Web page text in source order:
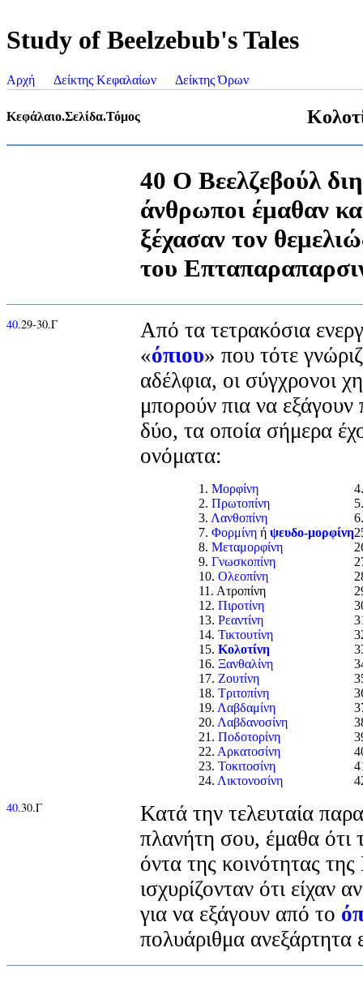
Study of Beelzebub's Tales
Αρχή Δείκτης Κεφαλαίων Δείκτης Όρων
Κεφάλαιο.Σελίδα.Τόμος
40 Ο Βεελζεβούλ
άνθρωποι έμαθαν
ξέχασαν τον
του
40.29-30.Γ
Από τα τετρακόσια
«όπιου» που τότε
αδέλφια, οι σύγχρονοι
μπορούν πια να
δύο, τα οποία σήμερα
ονόματα:
1. Μορφίνη
2. Πρωτοπίνη
3. Λανθοπίνη
7. Φορμίνηή ψευδο-μορφίνη
8. Μεταμορφίνη
9. Γνωσκοπίνη
10. Ολεοπίνη
11. Ατροπίνη
12. Πιροτίνη
13. Ρεαντίνη
14. Τικτουτίνη
15. Κολοτίνη
16. Ξανθαλίνη
17. Ζουτίνη
18. Τριτοπίνη
19. Λαβδαμίνη
20. Λαβδανοσίνη
21. Ποδοτορίνη
22. Αρκατοσίνη
23. Τοκιτοσίνη
24. Λικτονοσίνη
40.30.Γ
Κατά την τελευταία
πλανήτη σου, έμαθα ότι
όντα της κοινότητας της
ισχυρίζονταν ότι είχαν
για να εξάγουν από το
πολυάριθμα ανεξάρτητα